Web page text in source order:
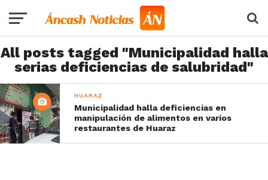
All posts tagged "Municipalidad halla
serias deficiencias de salubridad"
HUARAZ
Municipalidad halla deficiencias en
manipulación de alimentos en varios
restaurantes de Huaraz